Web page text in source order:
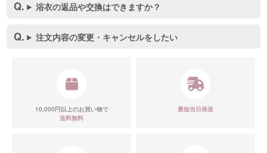
浴衣の返品や交換はできますか？
注文内容の変更・キャンセルをしたい
10,000円以上のお買い物で
送料無料
最短当日発送